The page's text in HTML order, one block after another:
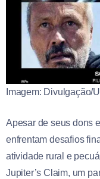
Imagem: Divulgação/
Apesar de seus dons
enfrentam desafios
atividade rural e
Jupiter’s Claim, um